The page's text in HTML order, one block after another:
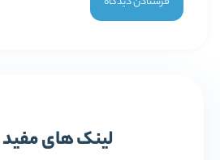
لینک های مفید